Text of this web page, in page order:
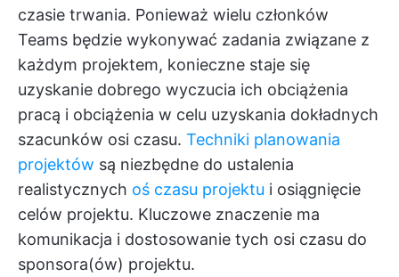
czasie trwania. Ponieważ wielu członków
Teams będzie wykonywać zadania związane z
każdym projektem, konieczne staje się
uzyskanie dobrego wyczucia ich obciążenia
pracą i obciążenia w celu uzyskania dokładnych
szacunków osi czasu. Techniki planowania
projektów są niezbędne do ustalenia
realistycznych oś czasu projektu i osiągnięcie
celów projektu. Kluczowe znaczenie ma
komunikacja i dostosowanie tych osi czasu do
sponsora(ów) projektu.